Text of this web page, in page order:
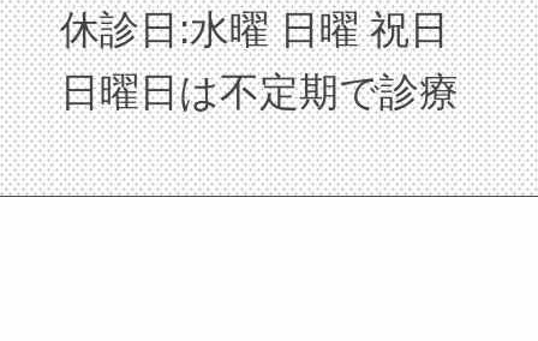
休診日:水曜 日曜 祝日
日曜日は不定期で診療